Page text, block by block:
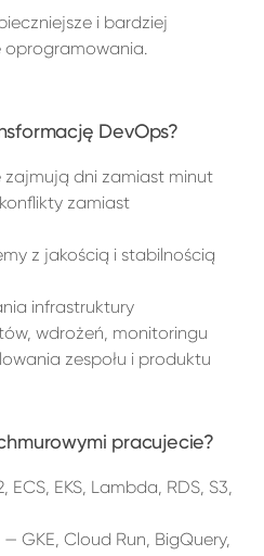
i bardziej
oprogramowania.
DevOps?
dni zamiast minut
zamiast
z jakością i stabilnością
infrastruktury
wdrożeń, monitoringu
zespołu i produktu
pracujecie?
ECS, EKS, Lambda, RDS, S3,
— GKE, Cloud Run, BigQuery,